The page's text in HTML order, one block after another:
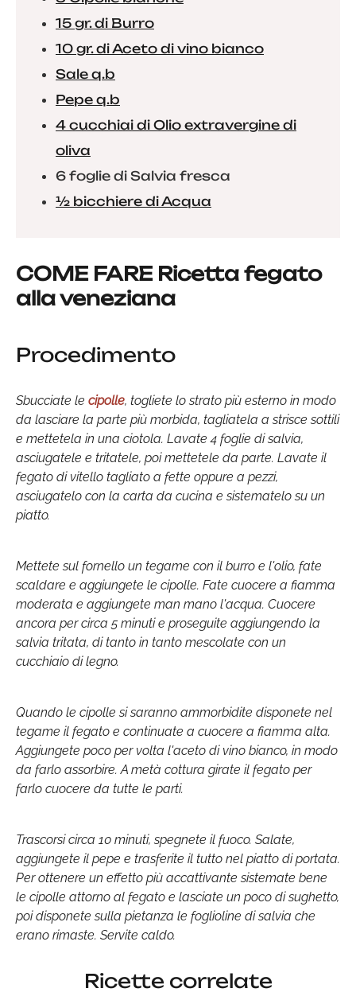
15 gr. di Burro
10 gr. di Aceto di vino bianco
Sale q.b
Pepe q.b
4 cucchiai di Olio extravergine di
oliva
6 foglie di Salvia fresca
½ bicchiere di Acqua
COME FARE Ricetta fegato
alla veneziana
Procedimento
Sbucciate le cipolle, togliete lo strato più esterno in modo
da lasciare la parte più morbida, tagliatela a strisce sottili
e mettetela in una ciotola. Lavate 4 foglie di salvia,
asciugatele e tritatele, poi mettetele da parte. Lavate il
fegato di vitello tagliato a fette oppure a pezzi,
asciugatelo con la carta da cucina e sistematelo su un
piatto.
Mettete sul fornello un tegame con il burro e l'olio, fate
scaldare e aggiungete le cipolle. Fate cuocere a fiamma
moderata e aggiungete man mano l'acqua. Cuocere
ancora per circa 5 minuti e proseguite aggiungendo la
salvia tritata, di tanto in tanto mescolate con un
cucchiaio di legno.
Quando le cipolle si saranno ammorbidite disponete nel
tegame il fegato e continuate a cuocere a fiamma alta.
Aggiungete poco per volta l'aceto di vino bianco, in modo
da farlo assorbire. A metà cottura girate il fegato per
farlo cuocere da tutte le parti.
Trascorsi circa 10 minuti, spegnete il fuoco. Salate,
aggiungete il pepe e trasferite il tutto nel piatto di portata.
Per ottenere un effetto più accattivante sistemate bene
le cipolle attorno al fegato e lasciate un poco di sughetto,
poi disponete sulla pietanza le foglioline di salvia che
erano rimaste. Servite caldo.
Ricette correlate